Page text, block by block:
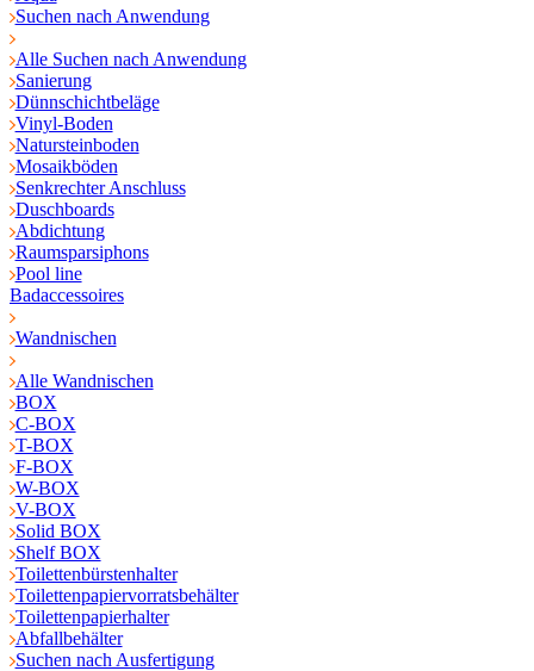
Suchen nach Anwendung
Alle Suchen nach Anwendung
Sanierung
Dünnschichtbeläge
Vinyl-Boden
Natursteinboden
Mosaikböden
Senkrechter Anschluss
Duschboards
Abdichtung
Raumsparsiphons
Pool line
Badaccessoires
Wandnischen
Alle Wandnischen
BOX
C-BOX
T-BOX
F-BOX
W-BOX
V-BOX
Solid BOX
Shelf BOX
Toilettenbürstenhalter
Toilettenpapiervorratsbehälter
Toilettenpapierhalter
Abfallbehälter
Suchen nach Ausfertigung